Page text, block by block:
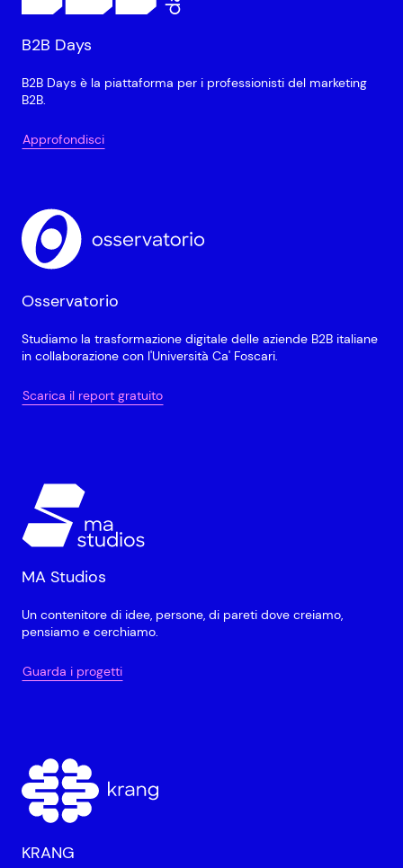
B2B Days
B2B Days è la piattaforma per i professionisti del marketing
B2B.
Approfondisci
Osservatorio
Studiamo la trasformazione digitale delle aziende B2B italiane
in collaborazione con l'Università Ca' Foscari.
Scarica il report gratuito
MA Studios
Un contenitore di idee, persone, di pareti dove creiamo,
pensiamo e cerchiamo.
Guarda i progetti
KRANG